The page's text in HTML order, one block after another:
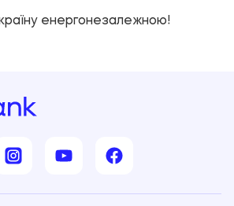
енергонезалежною!